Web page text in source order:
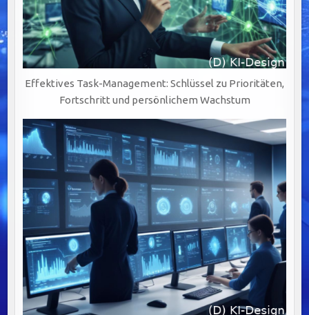
Effektives Task-Management: Schlüssel zu Prioritäten,
Fortschritt und persönlichem Wachstum